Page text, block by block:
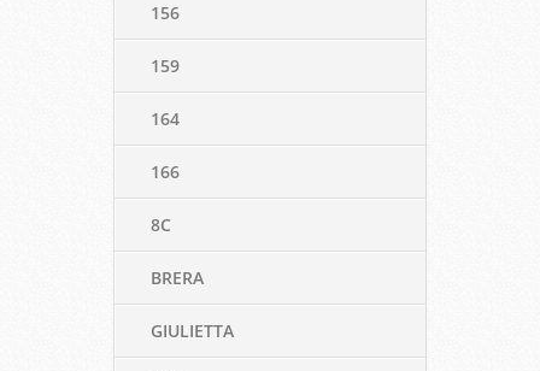
156
159
164
166
8C
BRERA
GIULIETTA